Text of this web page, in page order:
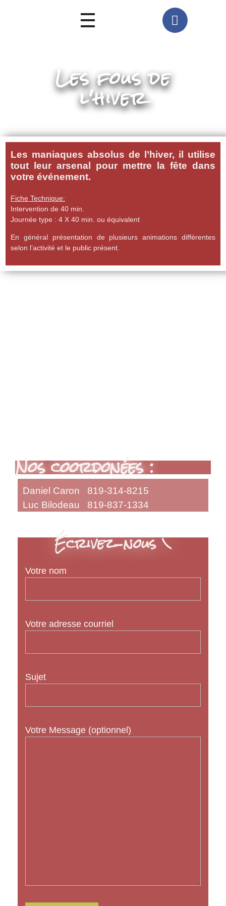
Les fous de
l'hiver
Les maniaques absolus de l’hiver, il utilise
tout leur arsenal pour mettre la fête dans
votre événement.
Fiche Technique:
Intervention de 40 min.
Journée type : 4 X 40 min. ou équivalent
En général présentation de plusieurs animations différentes
selon l’activité et le public présent.
Nos coordonées :
Daniel Caron 819-314-8215
Luc Bilodeau 819-837-1334
Écrivez-nous \
Votre nom
Votre adresse courriel
Sujet
Votre Message (optionnel)